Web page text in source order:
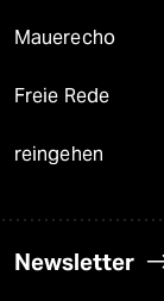
Mauerecho
Freie Rede
reingehen
Newsletter